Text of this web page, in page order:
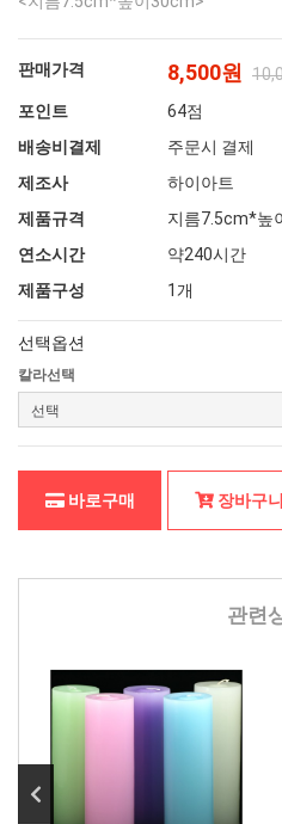
판매가격 8,500원
포인트
64점
배송비결제
주문시 결제
제조사
하이아트
제품규격
지름7.5cm*높
연소시간
약240시간
제품구성
1개
선택옵션
칼라선택
바로구매 장바구니
관련